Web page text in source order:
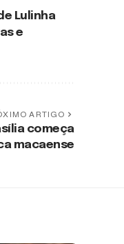
Lulinha
e
ARTIGO
começa
macaense